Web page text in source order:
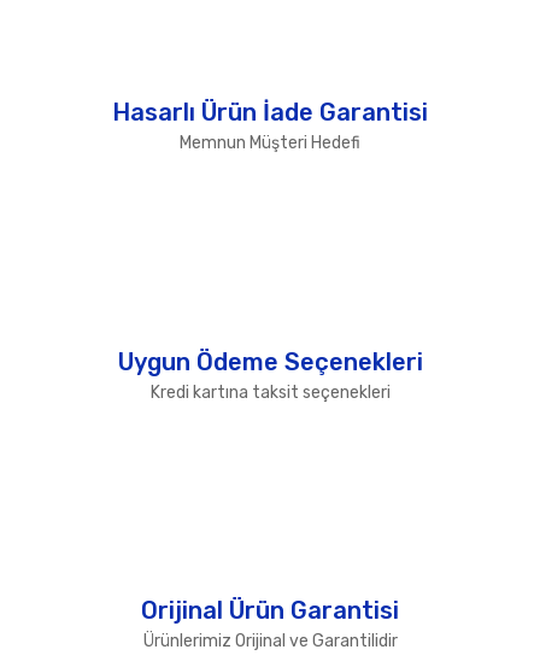
Hasarlı Ürün İade Garantisi
Memnun Müşteri Hedefi
Uygun Ödeme Seçenekleri
Kredi kartına taksit seçenekleri
Orijinal Ürün Garantisi
Ürünlerimiz Orijinal ve Garantilidir